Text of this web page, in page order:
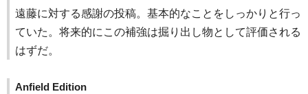
遠藤に対する感謝の投稿。基本的なことをしっかりと行っ
ていた。将来的にこの補強は掘り出し物として評価される
はずだ。
Anfield Edition